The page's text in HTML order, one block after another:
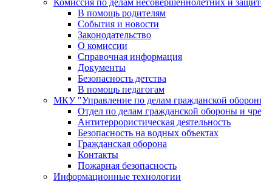
Комиссия по делам несовершеннолетних и
В помощь родителям
События и новости
Законодательство
О комиссии
Справочная информация
Документы
Безопасность детства
В помощь педагогам
МКУ "Управление по делам гражданской
Отдел по делам гражданской обороны и
Антитеррористическая деятельность
Безопасность на водных объектах
Гражданская оборона
Контакты
Пожарная безопасность
Информационные технологии